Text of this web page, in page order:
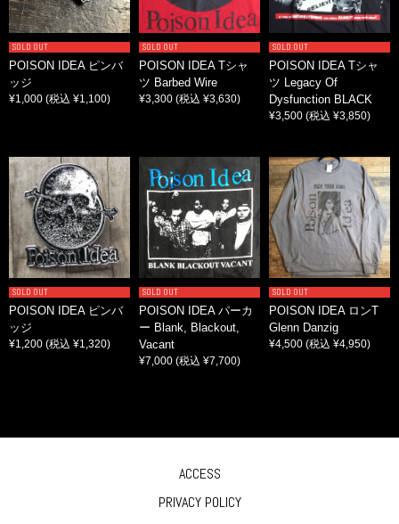
SOLD OUT
POISON IDEA ピンバ
ッジ
¥1,000 (税込 ¥1,100)
SOLD OUT
POISON IDEA Tシャ
ツ Barbed Wire
¥3,300 (税込 ¥3,630)
SOLD OUT
POISON IDEA Tシャ
ツ Legacy Of
Dysfunction BLACK
¥3,500 (税込 ¥3,850)
SOLD OUT
POISON IDEA ピンバ
ッジ
¥1,200 (税込 ¥1,320)
SOLD OUT
POISON IDEA パーカ
ー Blank, Blackout,
Vacant
¥7,000 (税込 ¥7,700)
SOLD OUT
POISON IDEA ロンT
Glenn Danzig
¥4,500 (税込 ¥4,950)
ACCESS
PRIVACY POLICY